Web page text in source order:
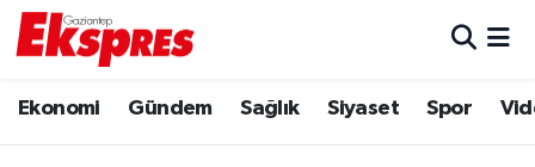
Ekonomi Gündem Sağlık Siyaset Spor
Ekonomi
Trafik Durumu